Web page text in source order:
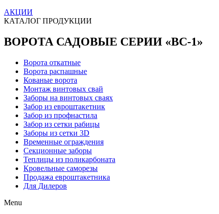
АКЦИИ
КАТАЛОГ ПРОДУКЦИИ
ВОРОТА САДОВЫЕ СЕРИИ «ВС-1»
Ворота откатные
Ворота распашные
Кованые ворота
Монтаж винтовых свай
Заборы на винтовых сваях
Забор из евроштакетник
Забор из профнастила
Забор из сетки рабицы
Заборы из сетки 3D
Временные ограждения
Секционные заборы
Теплицы из поликарбоната
Кровельные саморезы
Продажа евроштакетника
Для Дилеров
Menu